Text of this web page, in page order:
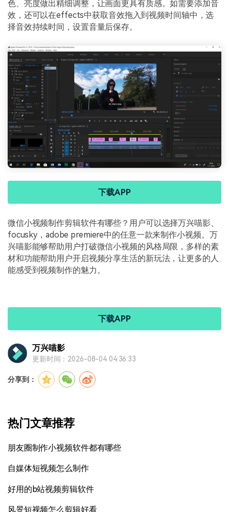
色、亮度做出精细调整，让画面更具有质感。如需要添加音
效，还可以在effects中获取音效拖入到视频时间轴中，选
择音效持续时间，设置音量后保存。
下载APP
微信小视频制作剪辑软件有哪些？用户可以选择万兴喵影、
focusky，adobe premiere中的任意一款来制作小视频。万
兴喵影能够帮助用户打破微信小视频的风格局限，多样的素
材和功能帮助用户开启视频分享生活的新玩法，让更多的人
能感受到视频制作的魅力。
下载APP
万兴喵影
更新时间：2026-08-04 04:36:33
分享到：
热门文章推荐
朋友圈制作小视频软件都有哪些
自媒体短视频怎么制作
好用的b站视频剪辑软件
风景短视频怎么剪辑好看